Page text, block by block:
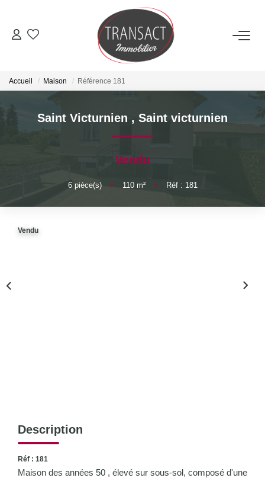
ACCUEIL
ESTIMER
Accueil Maison Référence 181
Saint Victurnien , Saint victurnien
Vendu
6pièce(s) • 110m² • Réf : 181
Vendu
Description
Réf : 181
Maison des années 50 , élevé sur sous-sol, composé d'une